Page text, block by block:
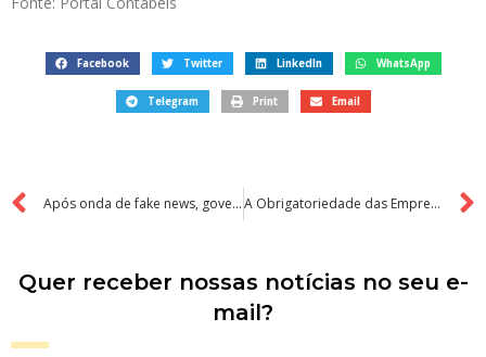
Facebook Twitter LinkedIn WhatsApp
Telegram Print Email
Após onda de fake news, governo decide revogar ato de monitoramento do Pix A Obrigatoriedade das Empresas em Prestar Informações ao IBGE
Quer receber nossas notícias no seu e-
mail?